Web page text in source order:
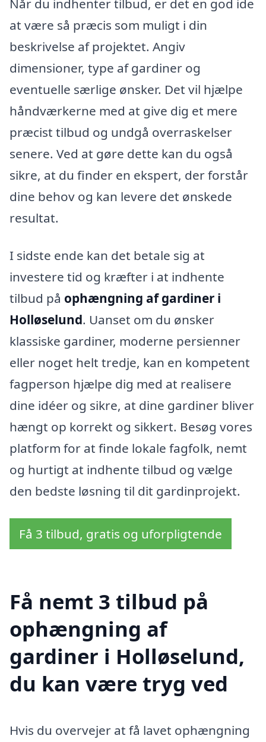
Når du indhenter tilbud, er det en god ide
at være så præcis som muligt i din
beskrivelse af projektet. Angiv
dimensioner, type af gardiner og
eventuelle særlige ønsker. Det vil hjælpe
håndværkerne med at give dig et mere
præcist tilbud og undgå overraskelser
senere. Ved at gøre dette kan du også
sikre, at du finder en ekspert, der forstår
dine behov og kan levere det ønskede
resultat.
I sidste ende kan det betale sig at
investere tid og kræfter i at indhente
tilbud på ophængning af gardiner i
Holløselund. Uanset om du ønsker
klassiske gardiner, moderne persienner
eller noget helt tredje, kan en kompetent
fagperson hjælpe dig med at realisere
dine idéer og sikre, at dine gardiner bliver
hængt op korrekt og sikkert. Besøg vores
platform for at finde lokale fagfolk, nemt
og hurtigt at indhente tilbud og vælge
den bedste løsning til dit gardinprojekt.
Få 3 tilbud, gratis og uforpligtende
Få nemt 3 tilbud på
ophængning af
gardiner i Holløselund,
du kan være tryg ved
Hvis du overvejer at få lavet ophængning